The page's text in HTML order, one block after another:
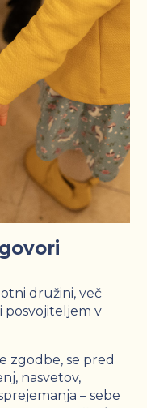
družini, več
posvojiteljem v
zgodbe, se pred
nasvetov,
– sebe